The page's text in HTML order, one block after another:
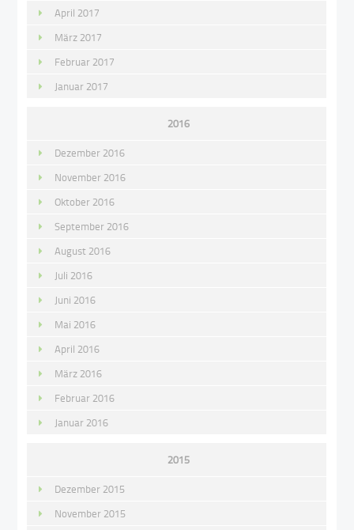
April 2017
März 2017
Februar 2017
Januar 2017
2016
Dezember 2016
November 2016
Oktober 2016
September 2016
August 2016
Juli 2016
Juni 2016
Mai 2016
April 2016
März 2016
Februar 2016
Januar 2016
2015
Dezember 2015
November 2015